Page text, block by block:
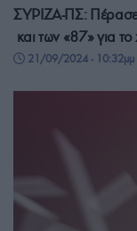
ΣΥΡΙΖΑ-ΠΣ: Πέρασε
και των «87» για
21/09/2024 - 10:32μμ